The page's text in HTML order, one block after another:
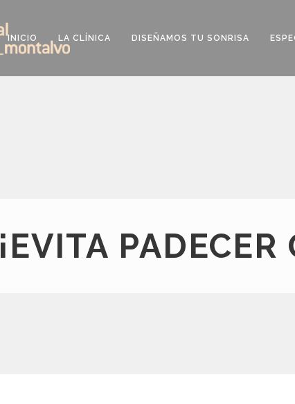
INICIO LA CLÍNICA DISEÑAMOS TU SONRISA
¡EVITA